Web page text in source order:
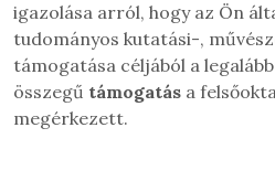
igazolása arról, hogy az Ön
tudományos kutatási-,
támogatása céljából a
összegű támogatás a
megérkezett.